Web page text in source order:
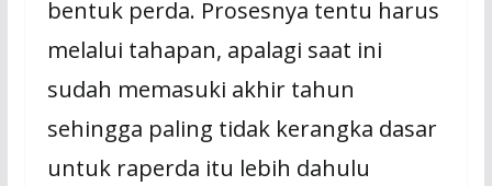
bentuk perda. Prosesnya tentu harus
melalui tahapan, apalagi saat ini
sudah memasuki akhir tahun
sehingga paling tidak kerangka dasar
untuk raperda itu lebih dahulu